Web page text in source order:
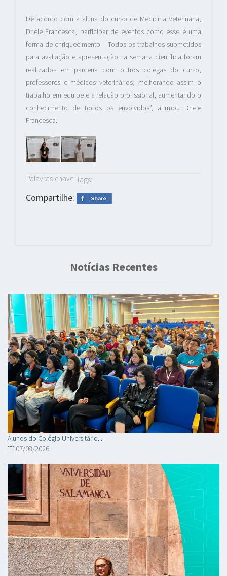
De acordo com a aluna do curso de Medicina Veterinária,
Driele Francesca, participar de eventos como esse é uma
forma de enriquecimento. “Todos os trabalhos submetidos
para avaliação e apresentação na semana científica foram
realizados em parceria com outros colegas do curso,
professores e médicos veterinários, melhorando assim o
trabalho em equipe e a relação profissional, aumentando o
conhecimento de todos os envolvidos”, afirmou Driele
Francesca.
Palavras-chave: Tags:
Compartilhe:
Notícias Recentes
Alunos do Colégio Universitário...
07/08/2026